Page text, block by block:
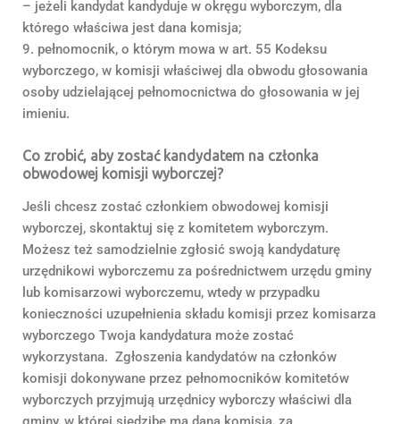
– jeżeli kandydat kandyduje w okręgu wyborczym, dla
którego właściwa jest dana komisja;
9. pełnomocnik, o którym mowa w art. 55 Kodeksu
wyborczego, w komisji właściwej dla obwodu głosowania
osoby udzielającej pełnomocnictwa do głosowania w jej
imieniu.
Co zrobić, aby zostać kandydatem na członka
obwodowej komisji wyborczej?
Jeśli chcesz zostać członkiem obwodowej komisji
wyborczej, skontaktuj się z komitetem wyborczym.
Możesz też samodzielnie zgłosić swoją kandydaturę
urzędnikowi wyborczemu za pośrednictwem urzędu gminy
lub komisarzowi wyborczemu, wtedy w przypadku
konieczności uzupełnienia składu komisji przez komisarza
wyborczego Twoja kandydatura może zostać
wykorzystana. Zgłoszenia kandydatów na członków
komisji dokonywane przez pełnomocników komitetów
wyborczych przyjmują urzędnicy wyborczy właściwi dla